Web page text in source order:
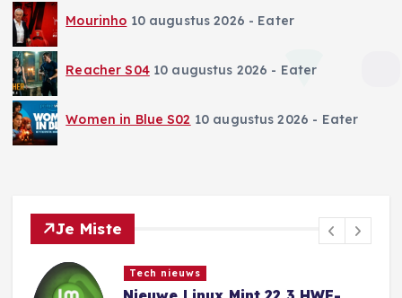
Mourinho 10 augustus 2026 - Eater
Reacher S04 10 augustus 2026 - Eater
Women in Blue S02 10 augustus 2026 - Eater
Je Miste
Tech nieuws